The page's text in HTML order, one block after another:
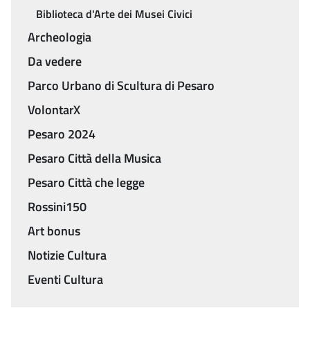
Biblioteca d'Arte dei Musei Civici
Archeologia
Da vedere
Parco Urbano di Scultura di Pesaro
VolontarX
Pesaro 2024
Pesaro Città della Musica
Pesaro Città che legge
Rossini150
Art bonus
Notizie Cultura
Eventi Cultura